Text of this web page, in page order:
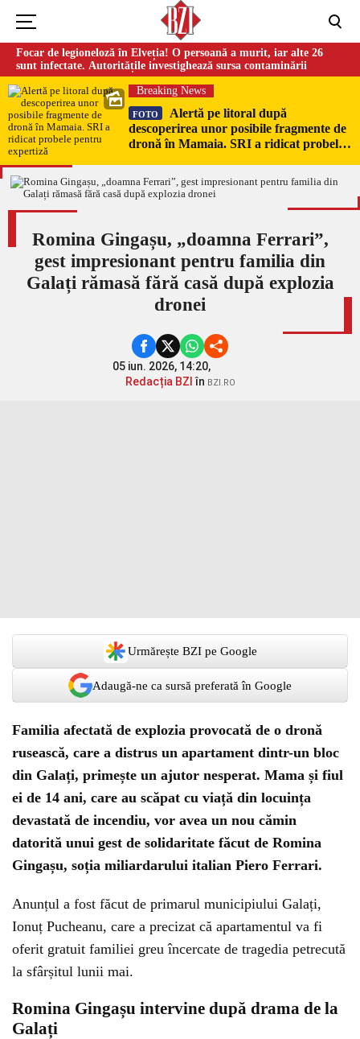
Focar de legioneloză în Elveția! O persoană a murit, iar alte 26
sunt infectate. Autoritățile investighează sursa contaminării
Breaking News
FOTO
Alertă pe litoral după
descoperirea unor posibile fragmente de
dronă în Mamaia. SRI a ridicat probele
Romina Gingașu, „doamna Ferrari”,
gest impresionant pentru familia din
Galați rămasă fără casă după explozia
dronei
05 iun. 2026, 14:20,
Redacția BZI în BZI.RO
Urmărește BZI pe Google
Adaugă-ne ca sursă preferată în Google
Familia afectată de explozia provocată de o dronă
rusească, care a distrus un apartament dintr-un bloc
din Galați, primește un ajutor nesperat. Mama și fiul
ei de 14 ani, care au scăpat cu viață din locuința
devastată de incendiu, vor avea un nou cămin
datorită unui gest de solidaritate făcut de Romina
Gingașu, soția miliardarului italian Piero Ferrari.
Anunțul a fost făcut de primarul municipiului Galați,
Ionuț Pucheanu, care a precizat că apartamentul va fi
oferit gratuit familiei greu încercate de tragedia petrecută
la sfârșitul lunii mai.
Romina Gingașu intervine după drama de la
Galați